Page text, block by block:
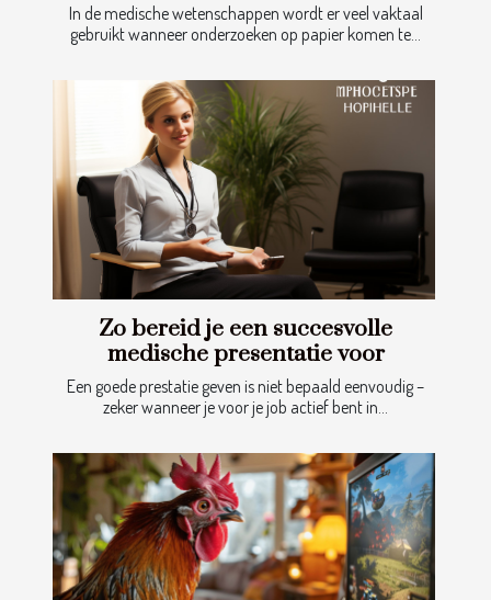
In de medische wetenschappen wordt er veel vaktaal
gebruikt wanneer onderzoeken op papier komen te...
Zo bereid je een succesvolle
medische presentatie voor
Een goede prestatie geven is niet bepaald eenvoudig –
zeker wanneer je voor je job actief bent in...